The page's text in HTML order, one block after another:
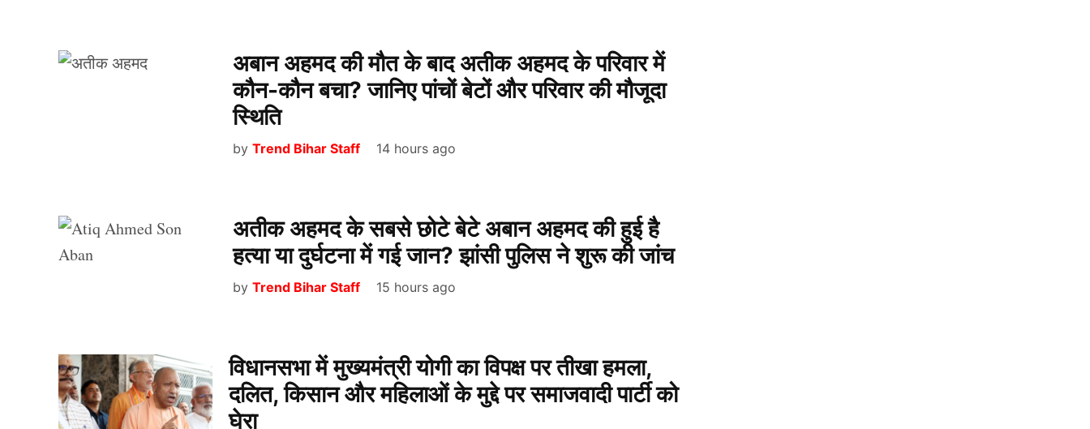
अबान अहमद की मौत के बाद अतीक अहमद के परिवार में
कौन-कौन बचा? जानिए पांचों बेटों और परिवार की मौजूदा
स्थिति
by Trend Bihar Staff 14 hours ago
अतीक अहमद के सबसे छोटे बेटे अबान अहमद की हुई है
हत्या या दुर्घटना में गई जान? झांसी पुलिस ने शुरू की जांच
by Trend Bihar Staff 15 hours ago
विधानसभा में मुख्यमंत्री योगी का विपक्ष पर तीखा हमला,
दलित, किसान और महिलाओं के मुद्दे पर समाजवादी पार्टी को
घेरा